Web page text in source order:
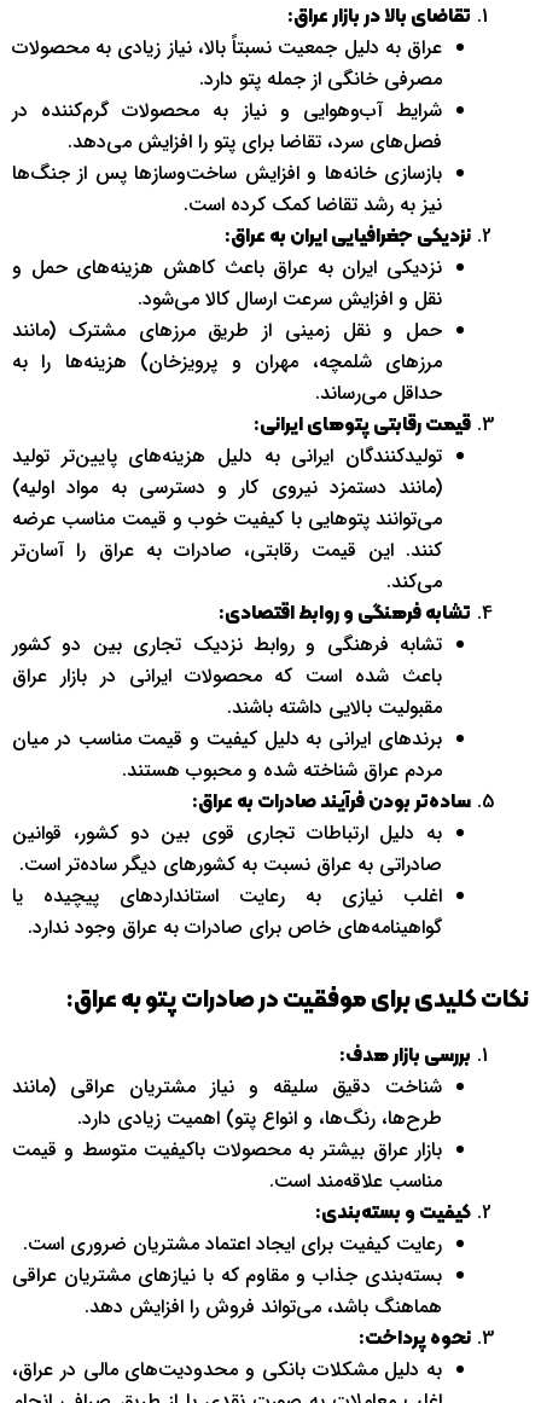
تقاضای بالا در بازار عراق:
عراق به دلیل جمعیت نسبتاً بالا، نیاز زیادی به محصولات
مصرفی خانگی از جمله پتو دارد.
شرایط آب‌وهوایی و نیاز به محصولات گرم‌کننده در
فصل‌های سرد، تقاضا برای پتو را افزایش می‌دهد.
بازسازی خانه‌ها و افزایش ساخت‌وسازها پس از جنگ‌ها
نیز به رشد تقاضا کمک کرده است.
نزدیکی جغرافیایی ایران به عراق:
نزدیکی ایران به عراق باعث کاهش هزینه‌های حمل و
نقل و افزایش سرعت ارسال کالا می‌شود.
حمل و نقل زمینی از طریق مرزهای مشترک (مانند
مرزهای شلمچه، مهران و پرویزخان) هزینه‌ها را به
حداقل می‌رساند.
قیمت رقابتی پتوهای ایرانی:
تولیدکنندگان ایرانی به دلیل هزینه‌های پایین‌تر تولید
(مانند دستمزد نیروی کار و دسترسی به مواد اولیه)
می‌توانند پتوهایی با کیفیت خوب و قیمت مناسب عرضه
کنند. این قیمت رقابتی، صادرات به عراق را آسان‌تر
می‌کند.
تشابه فرهنگی و روابط اقتصادی:
تشابه فرهنگی و روابط نزدیک تجاری بین دو کشور
باعث شده است که محصولات ایرانی در بازار عراق
مقبولیت بالایی داشته باشند.
برندهای ایرانی به دلیل کیفیت و قیمت مناسب در میان
مردم عراق شناخته شده و محبوب هستند.
ساده‌تر بودن فرآیند صادرات به عراق:
به دلیل ارتباطات تجاری قوی بین دو کشور، قوانین
صادراتی به عراق نسبت به کشورهای دیگر ساده‌تر است.
اغلب نیازی به رعایت استانداردهای پیچیده یا
گواهینامه‌های خاص برای صادرات به عراق وجود ندارد.
نکات کلیدی برای موفقیت در صادرات پتو به عراق:
بررسی بازار هدف:
شناخت دقیق سلیقه و نیاز مشتریان عراقی (مانند
طرح‌ها، رنگ‌ها، و انواع پتو) اهمیت زیادی دارد.
بازار عراق بیشتر به محصولات باکیفیت متوسط و قیمت
مناسب علاقه‌مند است.
کیفیت و بسته‌بندی:
رعایت کیفیت برای ایجاد اعتماد مشتریان ضروری است.
بسته‌بندی جذاب و مقاوم که با نیازهای مشتریان عراقی
هماهنگ باشد، می‌تواند فروش را افزایش دهد.
نحوه پرداخت:
به دلیل مشکلات بانکی و محدودیت‌های مالی در عراق،